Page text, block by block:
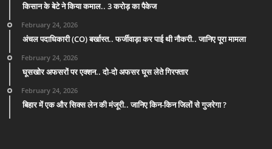
किसान के बेटे ने किया कमाल.. 3 करोड़ का पैकेज
February 24, 2026
अंचल पदाधिकारी (CO) बर्खास्त.. फर्जीवाड़ा कर पाई थी नौकरी.. जानिए पूरा मामला
February 24, 2026
घूसखोर अफसरों पर एक्शन.. दो-दो अफसर घूस लेते गिरफ्तार
February 24, 2026
बिहार में एक और सिक्स लेन की मंजूरी.. जानिए किन-किन जिलों से गुजरेगा ?